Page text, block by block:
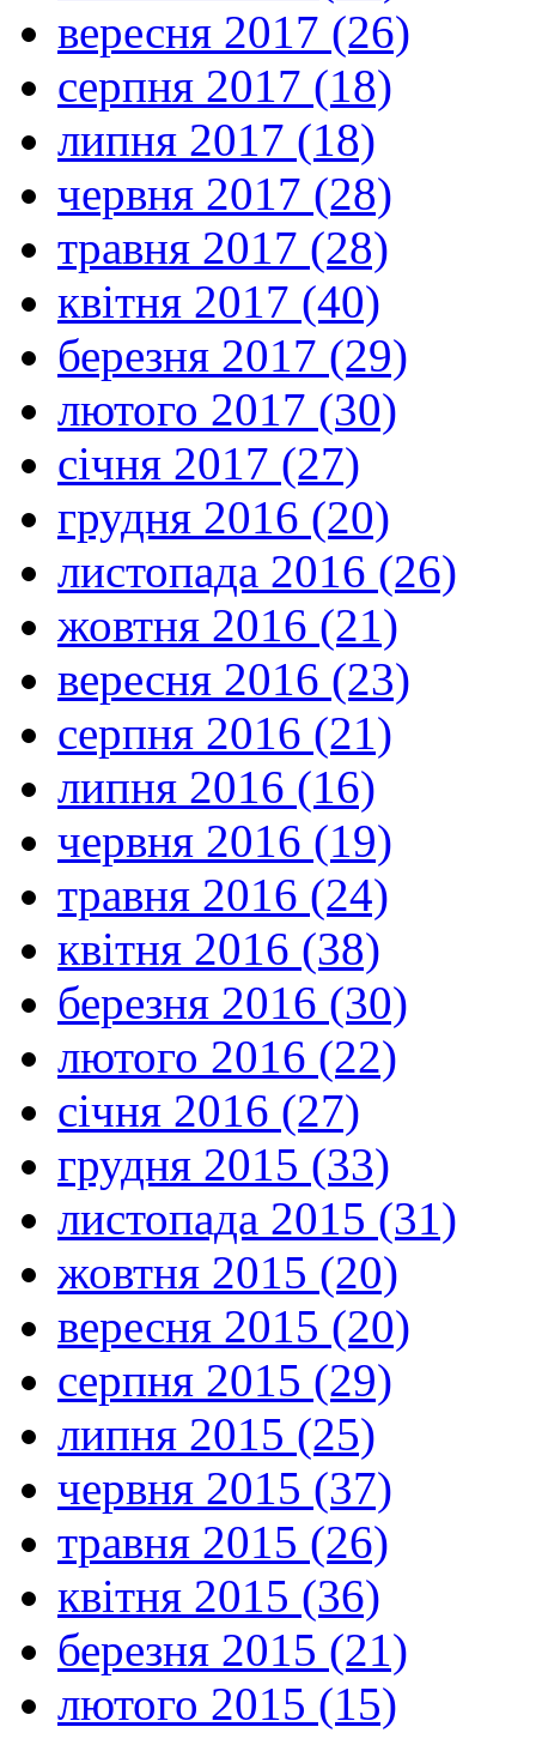
вересня 2017 (26)
серпня 2017 (18)
липня 2017 (18)
червня 2017 (28)
травня 2017 (28)
квітня 2017 (40)
березня 2017 (29)
лютого 2017 (30)
січня 2017 (27)
грудня 2016 (20)
листопада 2016 (26)
жовтня 2016 (21)
вересня 2016 (23)
серпня 2016 (21)
липня 2016 (16)
червня 2016 (19)
травня 2016 (24)
квітня 2016 (38)
березня 2016 (30)
лютого 2016 (22)
січня 2016 (27)
грудня 2015 (33)
листопада 2015 (31)
жовтня 2015 (20)
вересня 2015 (20)
серпня 2015 (29)
липня 2015 (25)
червня 2015 (37)
травня 2015 (26)
квітня 2015 (36)
березня 2015 (21)
лютого 2015 (15)